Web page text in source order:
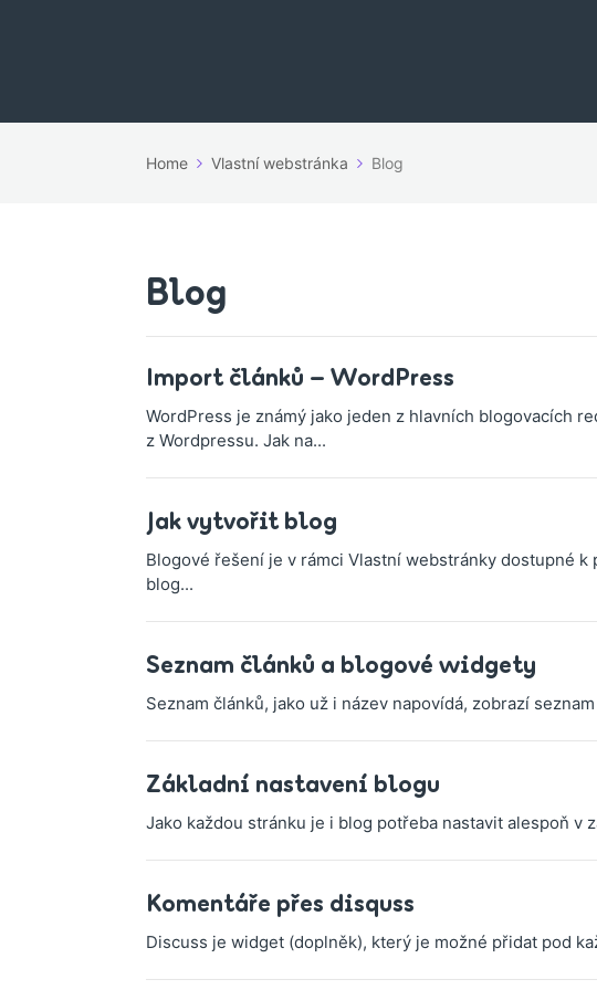
Home Vlastní webstránka Blog
Blog
Import článků – WordPress
WordPress je známý jako jeden z hlavních blogovacích
z Wordpressu. Jak na...
Jak vytvořit blog
Blogové řešení je v rámci Vlastní webstránky dostupné
blog...
Seznam článků a blogové widgety
Seznam článků, jako už i název napovídá, zobrazí
Základní nastavení blogu
Jako každou stránku je i blog potřeba nastavit alespoň v
Komentáře přes disquss
Discuss je widget (doplněk), který je možné přidat pod